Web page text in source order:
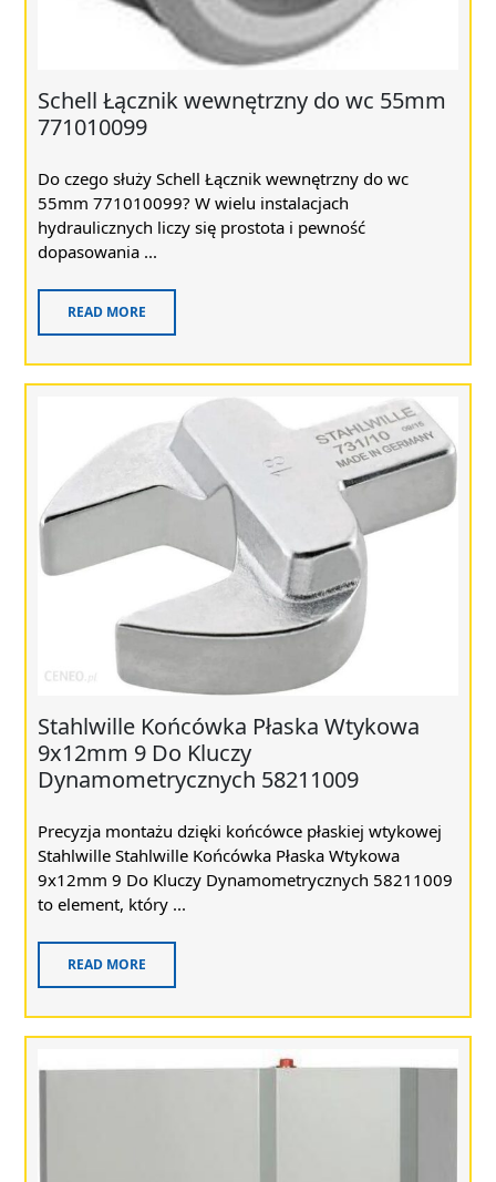
Schell Łącznik wewnętrzny do wc 55mm
771010099
Do czego służy Schell Łącznik wewnętrzny do wc
55mm 771010099? W wielu instalacjach
hydraulicznych liczy się prostota i pewność
dopasowania ...
READ MORE
Stahlwille Końcówka Płaska Wtykowa
9x12mm 9 Do Kluczy
Dynamometrycznych 58211009
Precyzja montażu dzięki końcówce płaskiej wtykowej
Stahlwille Stahlwille Końcówka Płaska Wtykowa
9x12mm 9 Do Kluczy Dynamometrycznych 58211009
to element, który ...
READ MORE